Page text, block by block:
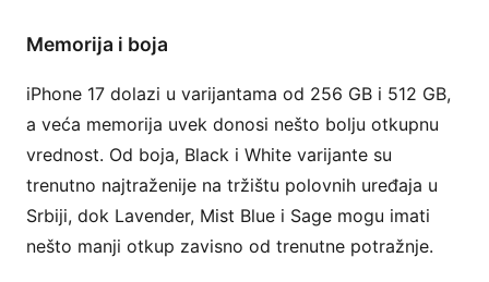
Memorija i boja
iPhone 17 dolazi u varijantama od 256 GB i 512 GB,
a veća memorija uvek donosi nešto bolju otkupnu
vrednost. Od boja, Black i White varijante su
trenutno najtraženije na tržištu polovnih uređaja u
Srbiji, dok Lavender, Mist Blue i Sage mogu imati
nešto manji otkup zavisno od trenutne potražnje.